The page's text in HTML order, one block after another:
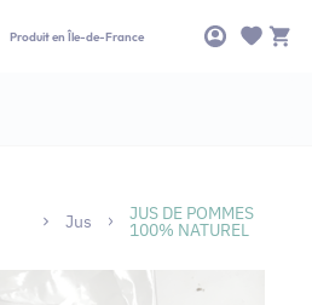
Produit en Île-de-France
Jus JUS DE POMMES
100% NATUREL